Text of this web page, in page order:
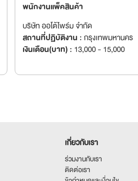
พนักงานแพ็คสินค้า
บริษัท ออโต้ไพร์ม จำกัด
สถานที่ปฏิบัติงาน :กรุงเทพมหานคร
เงินเดือน(บาท) : 13,000 - 15,000
เกี่ยวกับเรา
ร่วมงานกับเรา
ติดต่อเรา